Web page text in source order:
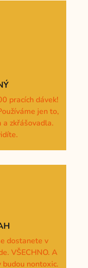
pracích dávek!
jen to,
a zkřášovadla.
dostanete v
VŠECHNO. A
budou nontoxic.